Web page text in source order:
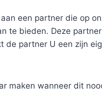
een partner die op
te bieden. Deze
de partner U een zijn
maken wanneer dit